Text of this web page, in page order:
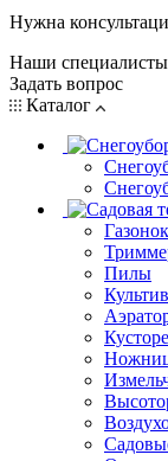
Нужна
Наши
Задать вопрос
Каталог
Пилы